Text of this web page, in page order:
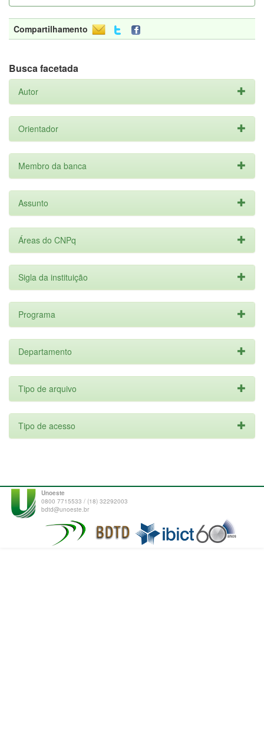
Compartilhamento
Busca facetada
Autor
Orientador
Membro da banca
Assunto
Áreas do CNPq
Sigla da instituição
Programa
Departamento
Tipo de arquivo
Tipo de acesso
Unoeste
0800 7715533 / (18) 32292003
bdtd@unoeste.br